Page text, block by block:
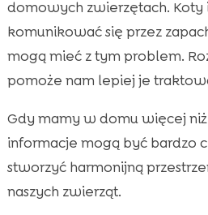
domowych zwierzętach. Koty
komunikować się przez
mogą mieć z tym problem.
pomoże nam lepiej je
Gdy mamy w domu więcej
informacje mogą być bardzo
stworzyć harmonijną
naszych zwierząt.